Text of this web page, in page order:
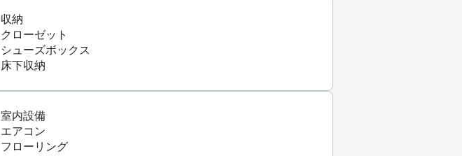
収納
クローゼット
シューズボックス
床下収納
室内設備
エアコン
フローリング